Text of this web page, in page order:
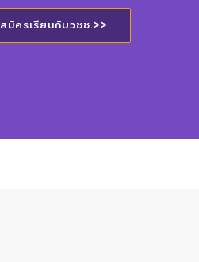
สมัครเรียนกับวชช.>>